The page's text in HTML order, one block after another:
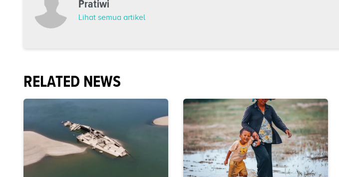
Pratiwi
Lihat semua artikel
RELATED NEWS